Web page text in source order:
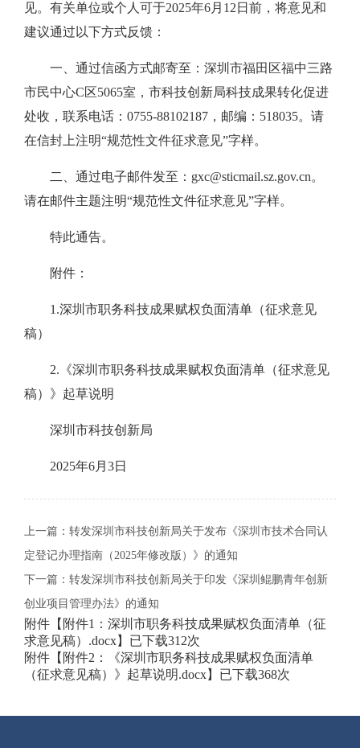
见。有关单位或个人可于2025年6月12日前，将意见和
建议通过以下方式反馈：
一、通过信函方式邮寄至：深圳市福田区福中三路
市民中心C区5065室，市科技创新局科技成果转化促进
处收，联系电话：0755-88102187，邮编：518035。请
在信封上注明“规范性文件征求意见”字样。
二、通过电子邮件发至：gxc@sticmail.sz.gov.cn。
请在邮件主题注明“规范性文件征求意见”字样。
特此通告。
附件：
1.深圳市职务科技成果赋权负面清单（征求意见
稿）
2.《深圳市职务科技成果赋权负面清单（征求意见
稿）》起草说明
深圳市科技创新局
2025年6月3日
上一篇： 转发深圳市科技创新局关于发布《深圳市技术合同认
定登记办理指南（2025年修改版）》的通知
下一篇： 转发深圳市科技创新局关于印发《深圳鲲鹏青年创新
创业项目管理办法》的通知
附件【 附件1：深圳市职务科技成果赋权负面清单（征
求意见稿）.docx】已下载312次
附件【 附件2：《深圳市职务科技成果赋权负面清单
（征求意见稿）》起草说明.docx】已下载368次